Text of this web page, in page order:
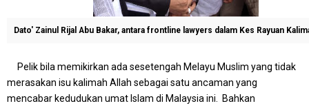
Dato' Zainul Rijal Abu Bakar, antara frontline lawyers dalam Kes Rayuan
Pelik bila memikirkan ada sesetengah Melayu Muslim yang tidak
merasakan isu kalimah Allah sebagai satu ancaman yang
mencabar kedudukan umat Islam di Malaysia ini. Bahkan